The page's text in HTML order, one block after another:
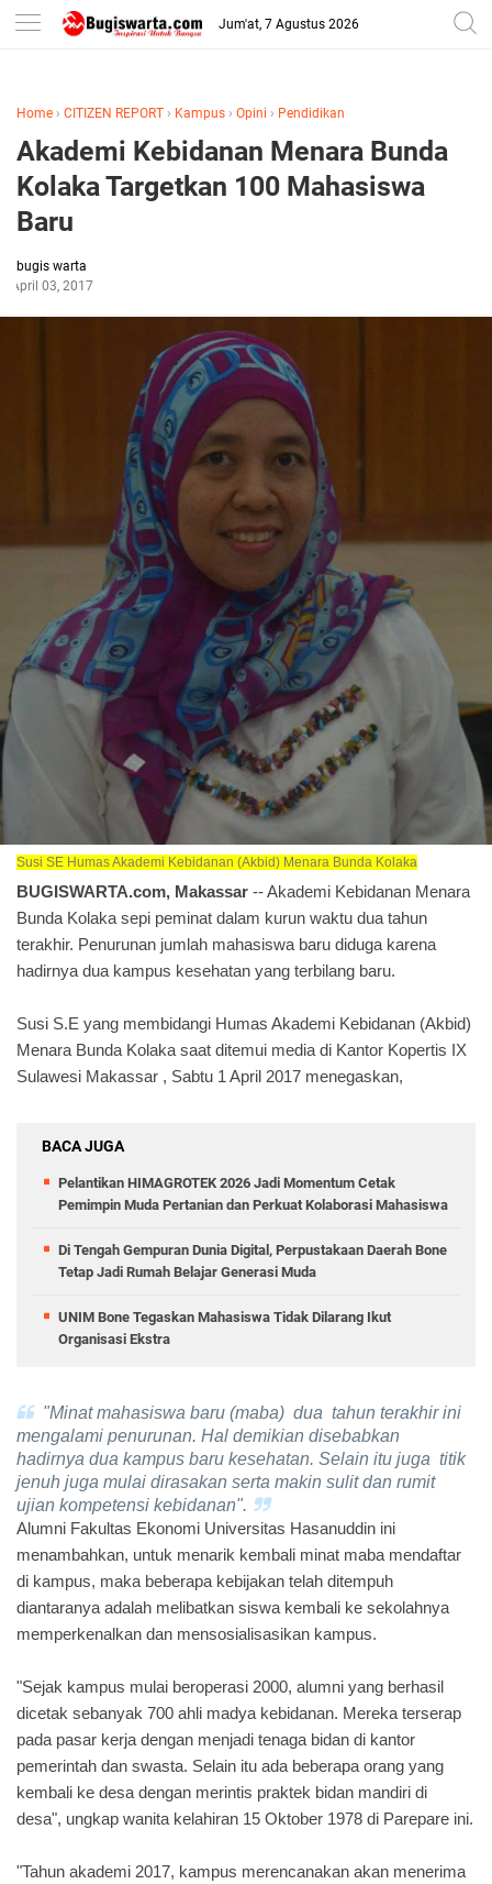
-->
Jum'at, 7 Agustus 2026
Home › CITIZEN REPORT › Kampus › Opini › Pendidikan
Akademi Kebidanan Menara Bunda
Kolaka Targetkan 100 Mahasiswa
Baru
bugis warta
April 03, 2017
Susi SE Humas Akademi Kebidanan (Akbid) Menara Bunda Kolaka
BUGISWARTA.com, Makassar -- Akademi Kebidanan Menara
Bunda Kolaka sepi peminat dalam kurun waktu dua tahun
terakhir. Penurunan jumlah mahasiswa baru diduga karena
hadirnya dua kampus kesehatan yang terbilang baru.
Susi S.E yang membidangi Humas Akademi Kebidanan (Akbid)
Menara Bunda Kolaka saat ditemui media di Kantor Kopertis IX
Sulawesi Makassar , Sabtu 1 April 2017 menegaskan,
BACA JUGA
Pelantikan HIMAGROTEK 2026 Jadi Momentum Cetak
Pemimpin Muda Pertanian dan Perkuat Kolaborasi Mahasiswa
Di Tengah Gempuran Dunia Digital, Perpustakaan Daerah Bone
Tetap Jadi Rumah Belajar Generasi Muda
UNIM Bone Tegaskan Mahasiswa Tidak Dilarang Ikut
Organisasi Ekstra
"Minat mahasiswa baru (maba) dua tahun terakhir ini
mengalami penurunan. Hal demikian disebabkan
hadirnya dua kampus baru kesehatan. Selain itu juga titik
jenuh juga mulai dirasakan serta makin sulit dan rumit
ujian kompetensi kebidanan".
Alumni Fakultas Ekonomi Universitas Hasanuddin ini
menambahkan, untuk menarik kembali minat maba mendaftar
di kampus, maka beberapa kebijakan telah ditempuh
diantaranya adalah melibatkan siswa kembali ke sekolahnya
memperkenalkan dan mensosialisasikan kampus.
"Sejak kampus mulai beroperasi 2000, alumni yang berhasil
dicetak sebanyak 700 ahli madya kebidanan. Mereka terserap
pada pasar kerja dengan menjadi tenaga bidan di kantor
pemerintah dan swasta. Selain itu ada beberapa orang yang
kembali ke desa dengan merintis praktek bidan mandiri di
desa", ungkap wanita kelahiran 15 Oktober 1978 di Parepare ini.
"Tahun akademi 2017, kampus merencanakan akan menerima